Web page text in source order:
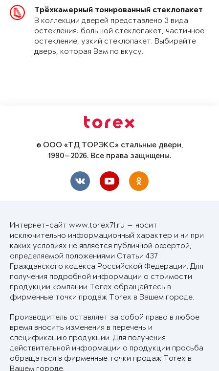
Трёхкамерный тонированный стеклопакет
В коллекции дверей представлено 3 вида
остекления: большой стеклопакет, частичное
остекление, узкий стеклопакет. Выбирайте
дверь, которая Вам по вкусу.
© ООО «ТД ТОРЭКС» стальные двери,
1990—2026. Все права защищены.
Интернет-сайт www.torex71.ru — носит
исключительно информационный характер и ни при
каких условиях не является публичной офертой,
определяемой положениями Статьи 437
Гражданского кодекса Российской Федерации. Для
получения подробной информации о стоимости
продукции компании Torex обращайтесь в
фирменные точки продаж Torex в Вашем городе.
Производитель оставляет за собой право в любое
время вносить изменения в перечень и
спецификацию продукции. Для получения
действительной информации о продукции просьба
обращаться в фирменные точки продаж Torex в
Вашем городе.